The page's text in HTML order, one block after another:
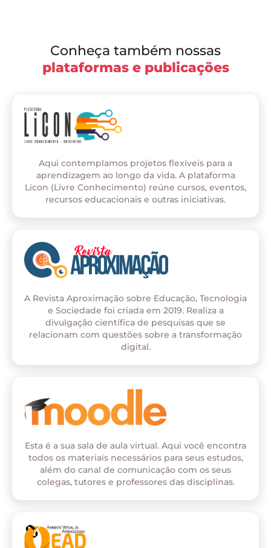
Conheça também nossas
plataformas e publicações
Aqui contemplamos projetos flexíveis para a
aprendizagem ao longo da vida. A plataforma
Licon (Livre Conhecimento) reúne cursos, eventos,
recursos educacionais e outras iniciativas.
A Revista Aproximação sobre Educação, Tecnologia
e Sociedade foi criada em 2019. Realiza a
divulgação científica de pesquisas que se
relacionam com questões sobre a transformação
digital.
Esta é a sua sala de aula virtual. Aqui você encontra
todos os materiais necessários para seus estudos,
além do canal de comunicação com os seus
colegas, tutores e professores das disciplinas.